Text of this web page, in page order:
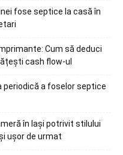
fose septice la casă în
Cum să deduci
cash flow-ul
periodică a foselor septice
în Iași potrivit stilului
ușor de urmat